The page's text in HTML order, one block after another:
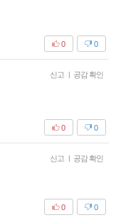
0
0
신고 | 공감 확인
0
0
신고 | 공감 확인
0
0